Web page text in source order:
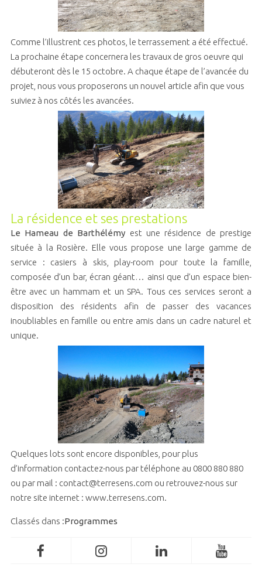
Comme l’illustrent ces photos, le terrassement a été effectué.
La prochaine étape concernera les travaux de gros oeuvre qui
débuteront dès le 15 octobre. A chaque étape de l’avancée du
projet, nous vous proposerons un nouvel article afin que vous
suiviez à nos côtés les avancées.
La résidence et ses prestations
Le Hameau de Barthélémy est une résidence de prestige
située à la Rosière. Elle vous propose une large gamme de
service : casiers à skis, play-room pour toute la famille,
composée d’un bar, écran géant… ainsi que d’un espace bien-
être avec un hammam et un SPA. Tous ces services seront a
disposition des résidents afin de passer des vacances
inoubliables en famille ou entre amis dans un cadre naturel et
unique.
Quelques lots sont encore disponibles, pour plus
d’information contactez-nous par téléphone au 0800 880 880
ou par mail : contact@terresens.com ou retrouvez-nous sur
notre site internet : www.terresens.com.
Classés dans :Programmes